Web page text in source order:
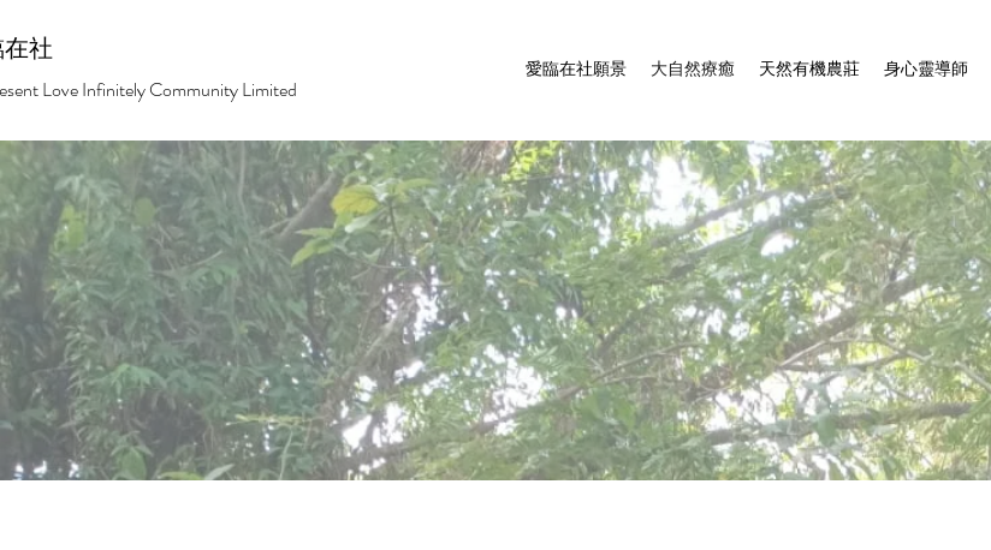
社
Love Infinitely Community Limited
愛臨在社願景 大自然療癒 天然有機農莊 身心靈導師